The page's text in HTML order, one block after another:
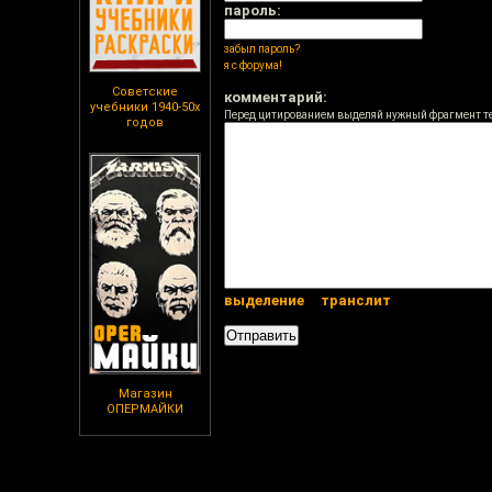
Советские
учебники 1940-50х
годов
Магазин
ОПЕРМАЙКИ
пароль:
забыл пароль?
я с форума!
комментарий:
Перед цитированием выделяй нужный фрагмент
выделение транслит